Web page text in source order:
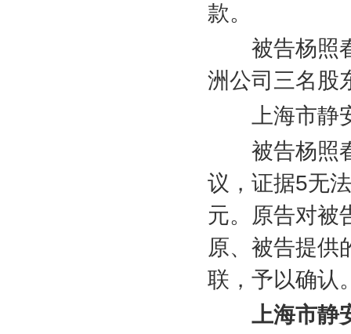
款。
被告杨照春
洲公司三名股
上海市静安
被告杨照春
议，证据5无
元。原告对被
原、被告提供
联，予以确认
上海市静